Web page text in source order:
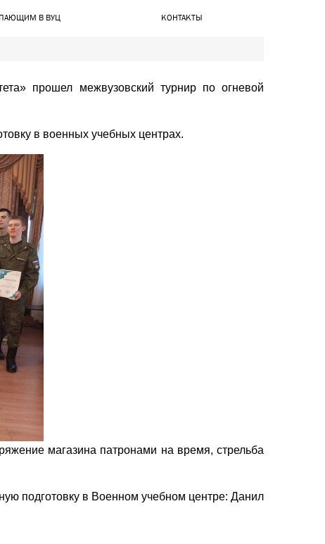
В ВУЦ КОНТАКТЫ
прошел межвузовский турнир по огневой
в военных учебных центрах.
магазина патронами на время, стрельба
подготовку в Военном учебном центре: Данил